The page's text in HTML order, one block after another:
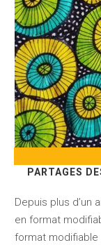
PARTAGES
Depuis plus d’un
en format
format modifiable